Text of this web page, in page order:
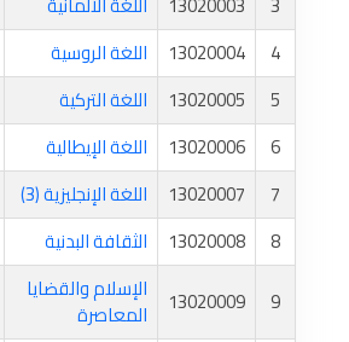
4
13020004 اللغة الروسية
5
13020005 اللغة التركية
6
13020006 اللغة الإيطالية
7
13020007 اللغة الإنجليزية (3)
8
13020008 الثقافة البدنية
9
13020009 الإسلام والقضايا
المعاصرة